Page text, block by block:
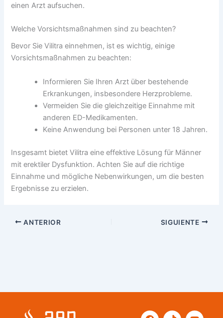
einen Arzt aufsuchen.
Welche Vorsichtsmaßnahmen sind zu beachten?
Bevor Sie Vilitra einnehmen, ist es wichtig, einige
Vorsichtsmaßnahmen zu beachten:
Informieren Sie Ihren Arzt über bestehende
Erkrankungen, insbesondere Herzprobleme.
Vermeiden Sie die gleichzeitige Einnahme mit
anderen ED-Medikamenten.
Keine Anwendung bei Personen unter 18 Jahren.
Insgesamt bietet Vilitra eine effektive Lösung für Männer
mit erektiler Dysfunktion. Achten Sie auf die richtige
Einnahme und mögliche Nebenwirkungen, um die besten
Ergebnisse zu erzielen.
ANTERIOR SIGUIENTE
F T Y